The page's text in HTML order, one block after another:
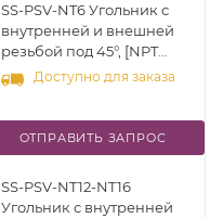
SS-PSV-NT6 Угольник с
внутренней и внешней
резьбой под 45°, [NPT
3/8"], нерж.сталь 316
Доступно для заказа
ОТПРАВИТЬ ЗАПРОС
SS-PSV-NT12-NT16
Угольник с внутренней